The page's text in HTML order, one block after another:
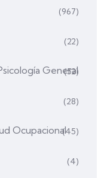
(967)
(22)
General
(52)
(28)
Ocupacional(45)
(4)